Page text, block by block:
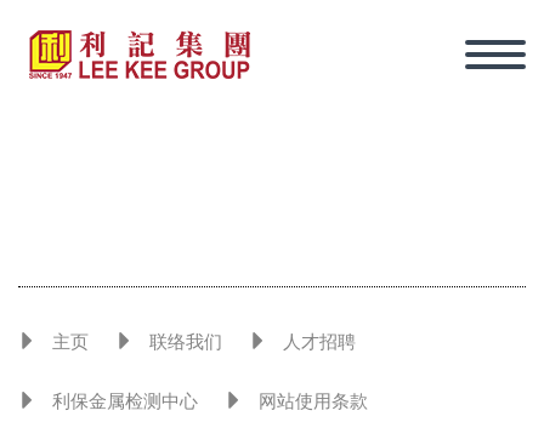
主页 联络我们 人才招聘
利保金属检测中心 网站使用条款